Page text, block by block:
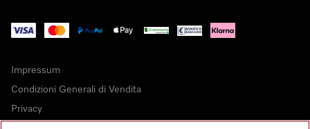
Impressum
Condizioni Generali di Vendita
Privacy